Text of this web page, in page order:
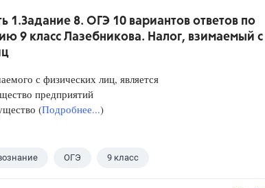
1.Задание 8. ОГЭ 10 вариантов ответов по
9 класс Лазебникова. Налог, взимаемый с
с физических лиц, является
предприятий
(Подробнее...)
ОГЭ 9 класс